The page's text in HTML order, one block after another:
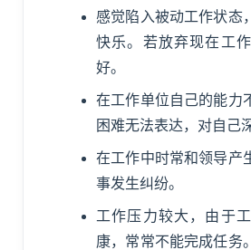
感觉陷入被动工作状态
快乐。若放弃现在工
好。
在工作单位自己的能力
困难无法表达，对自己
在工作中时常和领导产
事发生纠纷。
工作压力较大，由于
康，常常不能完成任务